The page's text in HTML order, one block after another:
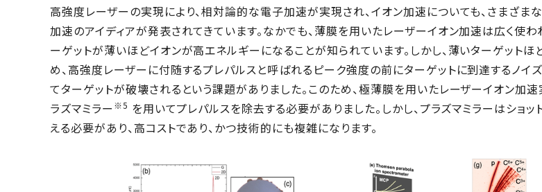
高強度レーザーの実現により、相対論的な電子加速が実現され、イオン加速についても、さまざま
加速のアイディアが発表されてきています。なかでも、薄膜を用いたレーザーイオン加速は広く使わ
ーゲットが薄いほどイオンが高エネルギーになることが知られています。しかし、薄いターゲットほ
め、高強度レーザーに付随するプレパルスと呼ばれるピーク強度の前にターゲットに到達するノイ
てターゲットが破壊されるという課題がありました。このため、極薄膜を用いたレーザーイオン加速
ラズマミラー ※5 を用いてプレパルスを除去する必要がありました。しかし、プラズマミラーはショッ
える必要があり、高コストであり、かつ技術的にも複雑になります。